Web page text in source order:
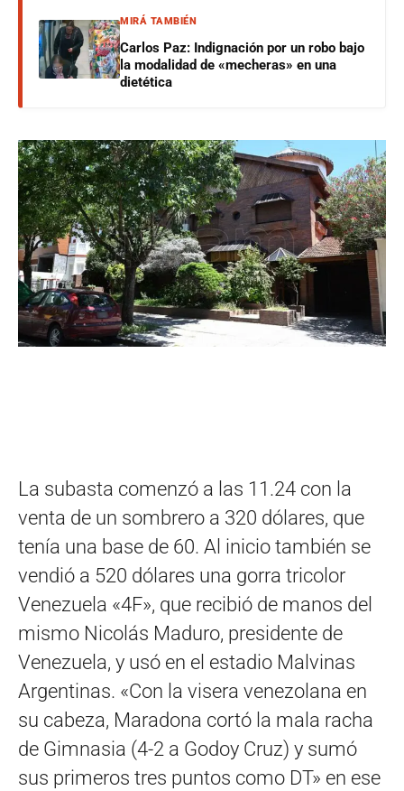
MIRÁ TAMBIÉN
Carlos Paz: Indignación por un robo bajo
la modalidad de «mecheras» en una
dietética
La subasta comenzó a las 11.24 con la
venta de un sombrero a 320 dólares, que
tenía una base de 60. Al inicio también se
vendió a 520 dólares una gorra tricolor
Venezuela «4F», que recibió de manos del
mismo Nicolás Maduro, presidente de
Venezuela, y usó en el estadio Malvinas
Argentinas. «Con la visera venezolana en
su cabeza, Maradona cortó la mala racha
de Gimnasia (4-2 a Godoy Cruz) y sumó
sus primeros tres puntos como DT» en ese